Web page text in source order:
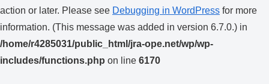
action or later. Please see Debugging in WordPress for more
information. (This message was added in version 6.7.0.) in
/home/r4285031/public_html/jra-ope.net/wp/wp-
includes/functions.php on line 6170